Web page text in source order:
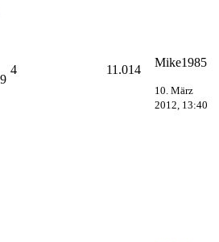
4 11.014
Mike1985
10. März
2012, 13:40